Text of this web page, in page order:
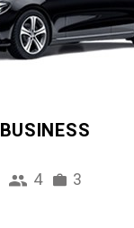
BUSINESS
4 3